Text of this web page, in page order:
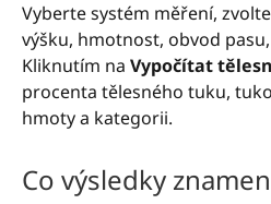
Vyberte systém měření,
výšku, hmotnost, obvod
Kliknutím na Vypočítat
procenta tělesného tuku,
hmoty a kategorii.
Co výsledky